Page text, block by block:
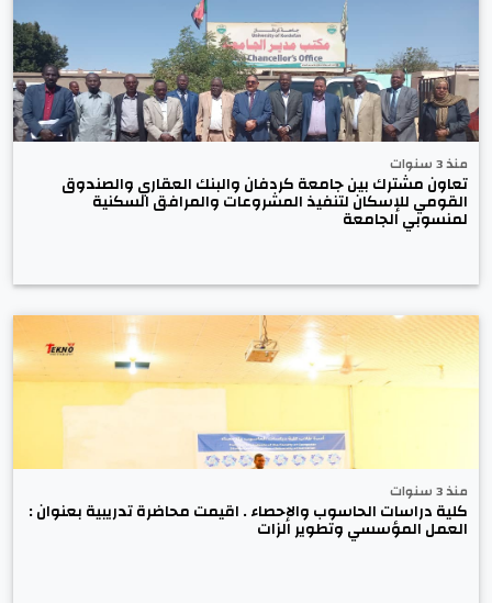
منذ 3 سنوات
تعاون مشترك بين جامعة كردفان والبنك العقاري والصندوق
القومي للإسكان لتنفيذ المشروعات والمرافق السكنية
لمنسوبي الجامعة
منذ 3 سنوات
كلية دراسات الحاسوب والإحصاء . اقيمت محاضرة تدريبية بعنوان :
العمل المؤسسي وتطوير الزات